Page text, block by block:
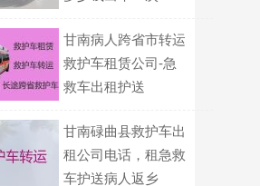
甘南病人跨省市转运
救护车租赁公司-急
救车出租护送
甘南碌曲县救护车出
租公司电话，租急救
车护送病人返乡